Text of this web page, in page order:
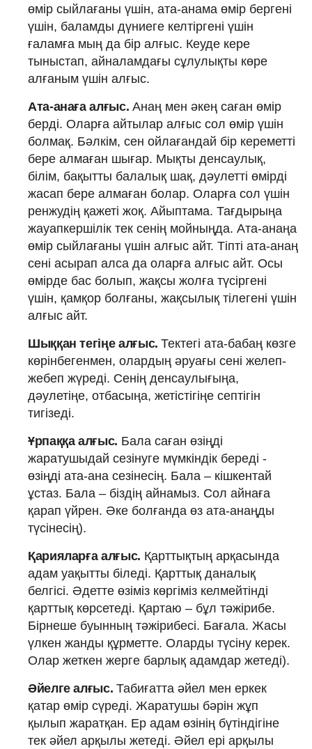
өмір сыйлағаны үшін, ата-анама өмір бергені
үшін, баламды дүниеге келтіргені үшін
ғаламға мың да бір алғыс. Кеуде кере
тыныстап, айналамдағы сұлулықты көре
алғаным үшін алғыс.
Ата-анаға алғыс. Анаң мен әкең саған өмір
берді. Оларға айтылар алғыс сол өмір үшін
болмақ. Бәлкім, сен ойлағандай бір кереметті
бере алмаған шығар. Мықты денсаулық,
білім, бақытты балалық шақ, дәулетті өмірді
жасап бере алмаған болар. Оларға сол үшін
ренжудің қажеті жоқ. Айыптама. Тағдырыңа
жауапкершілік тек сенің мойныңда. Ата-анаңа
өмір сыйлағаны үшін алғыс айт. Тіпті ата-анаң
сені асырап алса да оларға алғыс айт. Осы
өмірде бас болып, жақсы жолға түсіргені
үшін, қамқор болғаны, жақсылық тілегені үшін
алғыс айт.
Шыққан тегіңе алғыс.Тектегі ата-бабаң көзге
көрінбегенмен, олардың әруағы сені желеп-
жебеп жүреді. Сенің денсаулығыңа,
дәулетіңе, отбасыңа, жетістігіңе септігін
тигізеді.
Ұрпаққа алғыс. Бала саған өзіңді
жаратушыдай сезінуге мүмкіндік береді ‑
өзіңді ата-ана сезінесің. Бала – кішкентай
ұстаз. Бала – біздің айнамыз. Сол айнаға
қарап үйрен. Әке болғанда өз ата-анаңды
түсінесің).
Қарияларға алғыс. Қарттықтың арқасында
адам уақытты біледі. Қарттық даналық
белгісі. Әдетте өзіміз көргіміз келмейтінді
қарттық көрсетеді. Қартаю – бұл тәжірибе.
Бірнеше буынның тәжірибесі. Бағала. Жасы
үлкен жанды құрметте. Оларды түсіну керек.
Олар жеткен жерге барлық адамдар жетеді).
Әйелге алғыс. Табиғатта әйел мен еркек
қатар өмір сүреді. Жаратушы бәрін жұп
қылып жаратқан. Ер адам өзінің бүтіндігіне
тек әйел арқылы жетеді. Әйел ері арқылы